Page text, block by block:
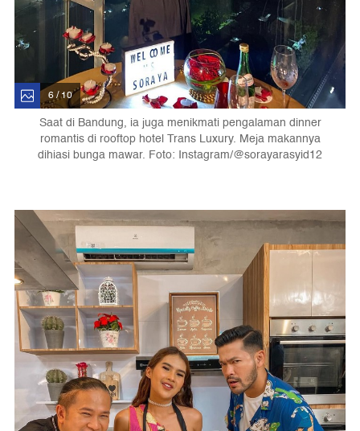
6 / 10
Saat di Bandung, ia juga menikmati pengalaman dinner
romantis di rooftop hotel Trans Luxury. Meja makannya
dihiasi bunga mawar. Foto: Instagram/@sorayarasyid12